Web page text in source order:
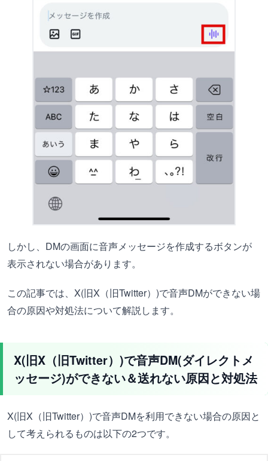
しかし、DMの画面に音声メッセージを作成するボタンが
表示されない場合があります。
この記事では、X(旧X（旧Twitter）)で音声DMができない場
合の原因や対処法について解説します。
X(旧X（旧Twitter）)で音声DM(ダイレクトメ
ッセージ)ができない＆送れない原因と対処法
X(旧X（旧Twitter）)で音声DMを利用できない場合の原因と
して考えられるものは以下の2つです。